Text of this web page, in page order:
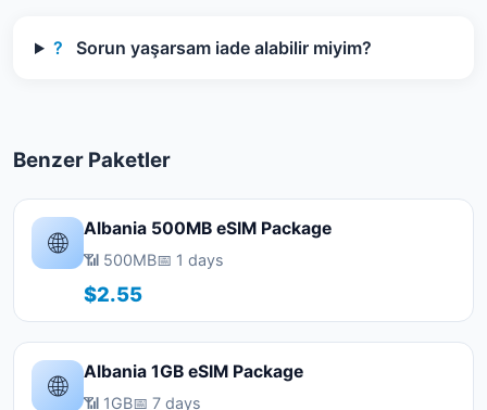
? Sorun yaşarsam iade alabilir miyim?
Benzer Paketler
🌐 Albania 500MB eSIM Package
📶 500MB📅 1 days
$2.55
🌐 Albania 1GB eSIM Package
📶 1GB📅 7 days